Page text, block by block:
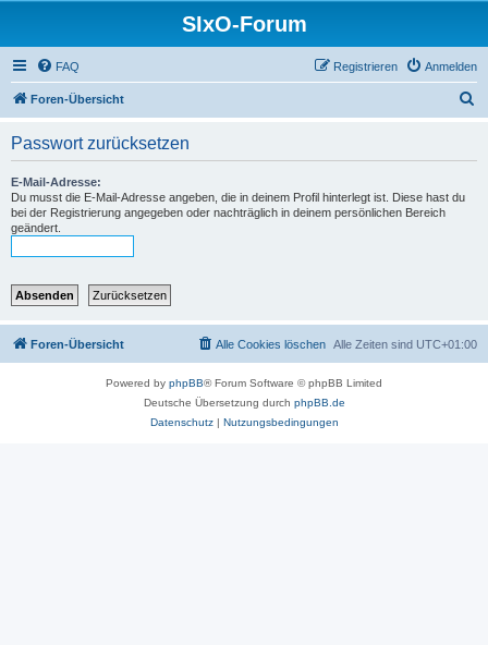
SIxO-Forum
FAQ Anmelden
Registrieren
Foren-Übersicht
Passwort zurücksetzen
E-Mail-Adresse:
Du musst die E-Mail-Adresse angeben, die in deinem Profil hinterlegt ist. Diese hast du
bei der Registrierung angegeben oder nachträglich in deinem persönlichen Bereich
geändert.
Foren-Übersicht Alle Zeiten sind UTC+01:00
Alle Cookies löschen
Powered by phpBB® Forum Software © phpBB Limited
Deutsche Übersetzung durch phpBB.de
Datenschutz| Nutzungsbedingungen